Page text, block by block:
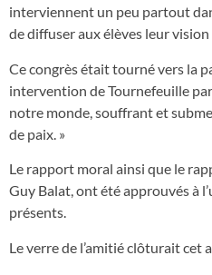
interviennent un peu partout
de diffuser aux élèves leur vision
Ce congrès était tourné vers la
intervention de Tournefeuille
notre monde, souffrant et
de paix. »
Le rapport moral ainsi que le
Guy Balat, ont été approuvés à
présents.
Le verre de l’amitié clôturait cet